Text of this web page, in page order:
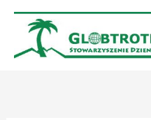
Przejdź
treści